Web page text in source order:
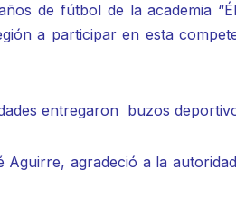
de fútbol de la academia
a participar en esta
entregaron buzos
agradeció a la